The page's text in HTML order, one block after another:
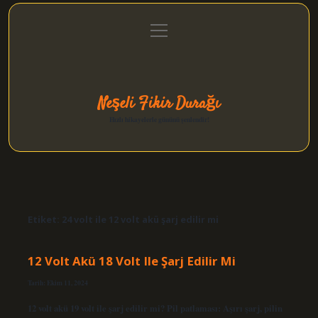
Gizlilik Politikası
menüyü
aç
Neşeli Fikir Durağı
Etiket: 24 volt ile 12 volt akü şarj edilir mi
12 Volt Akü 18 Volt Ile Şarj Edilir Mi
Tarih: Ekim 11, 2024
12 volt akü 19 volt ile şarj edilir mi? Pil patlaması: Aşırı şarj, pilin